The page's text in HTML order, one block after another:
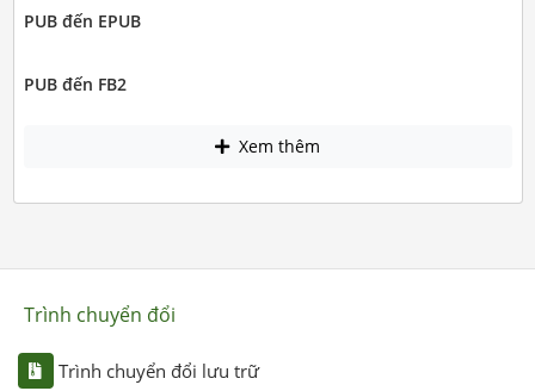
PUB đến EPUB
PUB đến FB2
Xem thêm
Trình chuyển đổi
Trình chuyển đổi lưu trữ